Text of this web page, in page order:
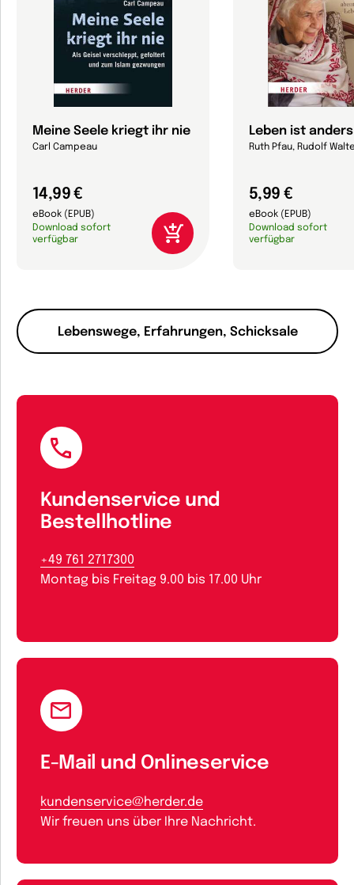
Lebenswege, Erfahrungen, Schicksale
Meine Seele kriegt ihr nie
Carl Campeau
14,99 €
eBook (EPUB)
Download sofort
verfügbar
Leben ist anders
Ruth Pfau, Rudolf
5,99 €
eBook (EPUB)
Download sofort
verfügbar
Kundenservice und
Bestellhotline
+49 761 2717300
Montag bis Freitag 9.00 bis 17.00 Uhr
E-Mail und Onlineservice
kundenservice@herder.de
Wir freuen uns über Ihre Nachricht.